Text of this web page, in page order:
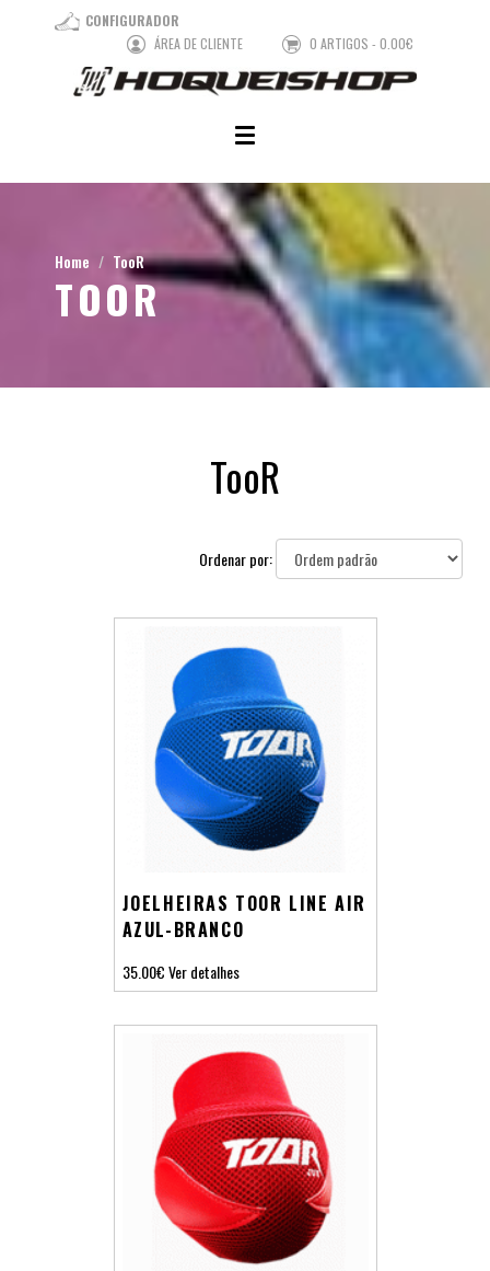
CONFIGURADOR
ÁREA DE CLIENTE
0 ARTIGOS - 0.00€
Home TooR
TOOR
TooR
Ordenar por:
JOELHEIRAS TOOR LINE AIR
AZUL-BRANCO
35.00€Ver detalhes